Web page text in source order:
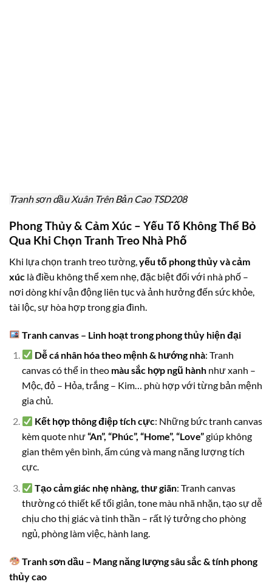
Tranh sơn dầu Xuân Trên Bản Cao TSD208
Phong Thủy & Cảm Xúc – Yếu Tố Không Thể Bỏ
Qua Khi Chọn Tranh Treo Nhà Phố
Khi lựa chọn tranh treo tường,yếu tố phong thủy và cảm
xúc là điều không thể xem nhẹ, đặc biệt đối với nhà phố –
nơi dòng khí vận động liên tục và ảnh hưởng đến sức khỏe,
tài lộc, sự hòa hợp trong gia đình.
Tranh canvas – Linh hoạt trong phong thủy hiện đại
Dễ cá nhân hóa theo mệnh & hướng nhà: Tranh
canvas có thể in theo màu sắc hợp ngũ hànhnhư xanh –
Mộc, đỏ – Hỏa, trắng – Kim… phù hợp với từng bản mệnh
gia chủ.
Kết hợp thông điệp tích cực: Những bức tranh canvas
kèm quote như“An”, “Phúc”, “Home”, “Love”giúp không
gian thêm yên bình, ấm cúng và mang năng lượng tích
cực.
Tạo cảm giác nhẹ nhàng, thư giãn: Tranh canvas
thường có thiết kế tối giản, tone màu nhã nhặn, tạo sự dễ
chịu cho thị giác và tinh thần – rất lý tưởng cho phòng
ngủ, phòng làm việc, hành lang.
Tranh sơn dầu – Mang năng lượng sâu sắc & tính phong
thủy cao